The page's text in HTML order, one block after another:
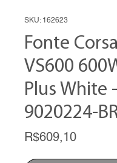
SKU: 162623
Fonte
VS600
Plus White
9020224-
R$609,10Price